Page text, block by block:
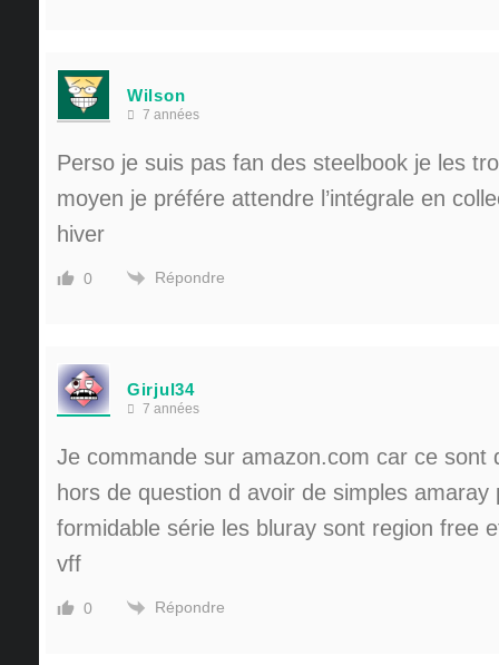
Wilson
7 années
Perso je suis pas fan des steelbook je les
moyen je préfére attendre l’intégrale en
hiver
0 Répondre
Girjul34
7 années
Je commande sur amazon.com car ce sont
hors de question d avoir de simples amaray
formidable série les bluray sont region free
vff
0 Répondre